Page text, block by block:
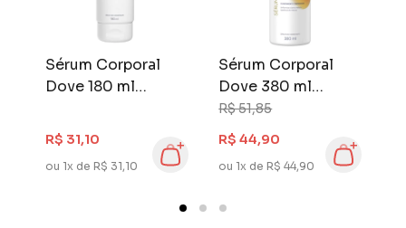
Dove é sinônimo de qualidade, cuidado e
Sérum Corporal
Dove 180 ml
Uniformizador
R$ 31,10
ou 1x de R$ 31,10
Sérum Corporal
Dove 380 ml
Niacinamida +
Uniformizador
R$ 51,85
R$ 44,90
ou 1x de R$ 44,90